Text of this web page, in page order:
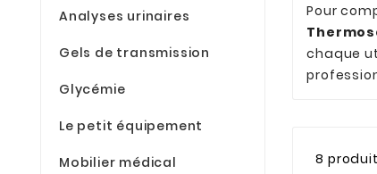
Analyses urinaires
Gels de transmission
Glycémie
Le petit équipement
Mobilier médical
Pour
chaque
8